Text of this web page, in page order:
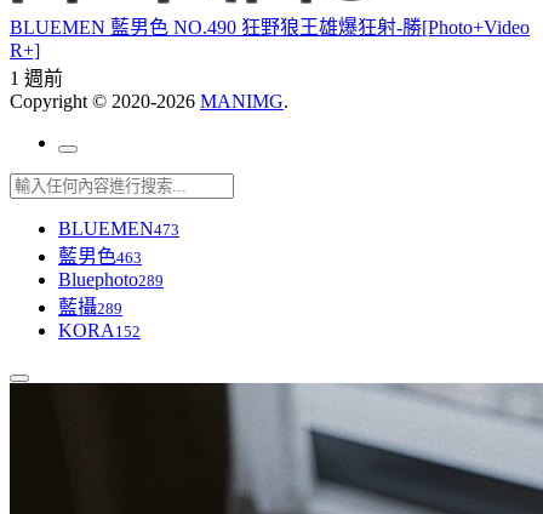
BLUEMEN 藍男色 NO.490 狂野狼王雄爆狂射-勝[Photo+Video
R+]
1 週前
Copyright © 2020-2026 MANIMG.
BLUEMEN473
藍男色463
Bluephoto289
藍攝289
KORA 152